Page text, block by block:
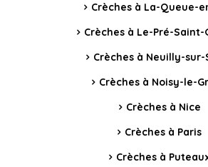
Crèches à La-Queue-
Crèches à Le-Pré-Saint-
Crèches à Neuilly-sur-
Crèches à Noisy-le-
Crèches à Nice
Crèches à Paris
Crèches à